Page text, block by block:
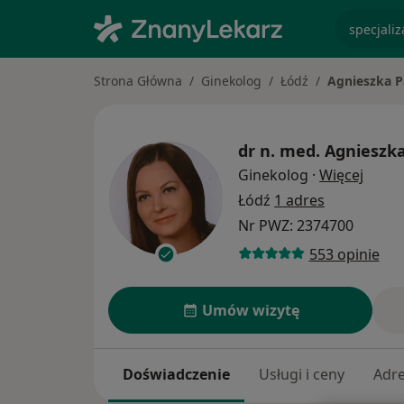
Strona Główna Ginekolog Łódź Agnieszka
dr n. med.
Ginekolog · Więcej
Łódź 1 adres
Nr PWZ: 2374700
553 opinie
Umów wizytę
Doświadczenie Usługi i ceny